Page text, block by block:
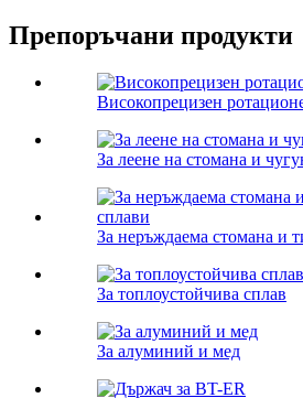
Препоръчани продукти
Високопрецизен
За леене на стомана и
За неръждаема стомана и
За топлоустойчива сплав
За алуминий и мед